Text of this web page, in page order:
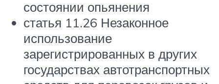
состоянии опьянения
статья 11.26 Незаконное
использование
зарегистрированных в других
государствах автотранспортных